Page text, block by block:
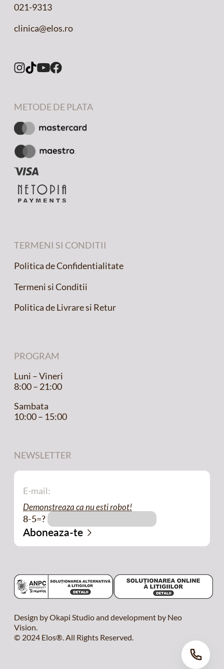
021-9313
clinica@elos.ro
METODE DE PLATA
TERMENI SI CONDITII
Politica de Confidentialitate
Termeni si Conditii
Politica de Livrare si Retur
PROGRAM
Luni – Vineri
8:00 – 21:00
Sambata
10:00 – 15:00
NEWSLETTER
Demonstreaza ca nu esti robot!
8-5=?
Design by Okapi Studio and development by Neo
Vision.
© 2024 Elos®. All Rights Reserved.